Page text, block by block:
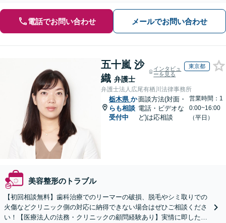
電話でお問い合わせ メールでお問い合わせ
五十嵐 沙
織 弁護士
インタビュ
ーを見る
東京都
弁護士法人広尾有栖川法律事務所
栃木県 か
らも相談
受付中
面談方法(対面・
電話・ビデオな
ど)は応相談
営業時間：1
0:00~16:00
（平日）
美容整形のトラブル
【初回相談無料】歯科治療でのリーマーの破損、脱毛やシミ取りでの
火傷などクリニック側の対応に納得できない場合はぜひご相談くださ
い！【医療法人の法務・クリニックの顧問経験あり】実情に即したア